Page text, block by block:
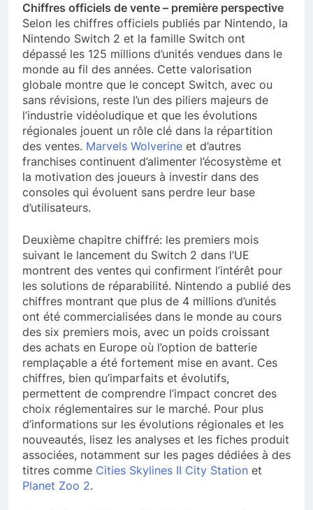
Chiffres officiels de vente – première perspective
Selon les chiffres officiels publiés par Nintendo, la
Nintendo Switch 2 et la famille Switch ont
dépassé les 125 millions d’unités vendues dans le
monde au fil des années. Cette valorisation
globale montre que le concept Switch, avec ou
sans révisions, reste l’un des piliers majeurs de
l’industrie vidéoludique et que les évolutions
régionales jouent un rôle clé dans la répartition
des ventes. Marvels Wolverine et d’autres
franchises continuent d’alimenter l’écosystème et
la motivation des joueurs à investir dans des
consoles qui évoluent sans perdre leur base
d’utilisateurs.
Deuxième chapitre chiffré: les premiers mois
suivant le lancement du Switch 2 dans l’UE
montrent des ventes qui confirment l’intérêt pour
les solutions de réparabilité. Nintendo a publié des
chiffres montrant que plus de 4 millions d’unités
ont été commercialisées dans le monde au cours
des six premiers mois, avec un poids croissant
des achats en Europe où l’option de batterie
remplaçable a été fortement mise en avant. Ces
chiffres, bien qu’imparfaits et évolutifs,
permettent de comprendre l’impact concret des
choix réglementaires sur le marché. Pour plus
d’informations sur les évolutions régionales et les
nouveautés, lisez les analyses et les fiches produit
associées, notamment sur les pages dédiées à des
titres comme Cities Skylines II City Station et
Planet Zoo 2.